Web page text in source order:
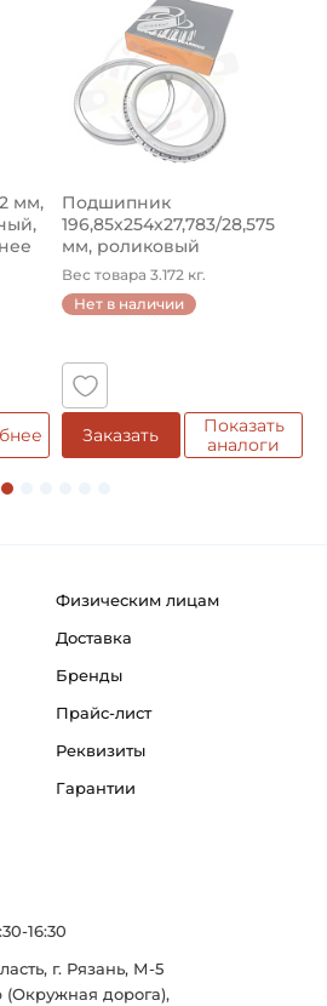
мм,
Подшипник
196,85х254х27,783/28,575
мм, роликовый
однорядный конический
...
Вес товара 3.172 кг.
Нет в наличии
Заказать
Показать
аналоги
Физическим лицам
Доставка
Бренды
Прайс-лист
Реквизиты
Гарантии
16:30
г. Рязань, М-5
(Окружная дорога),